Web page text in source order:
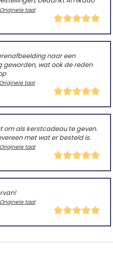
Originele taal
naar een
wat ook de reden
Originele taal
om als kerstcadeau te geven.
met wat er besteld is.
Originele taal
Originele taal